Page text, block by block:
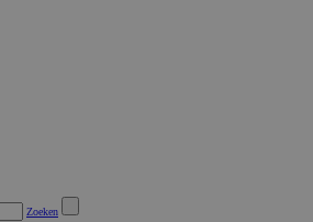
Zoeken